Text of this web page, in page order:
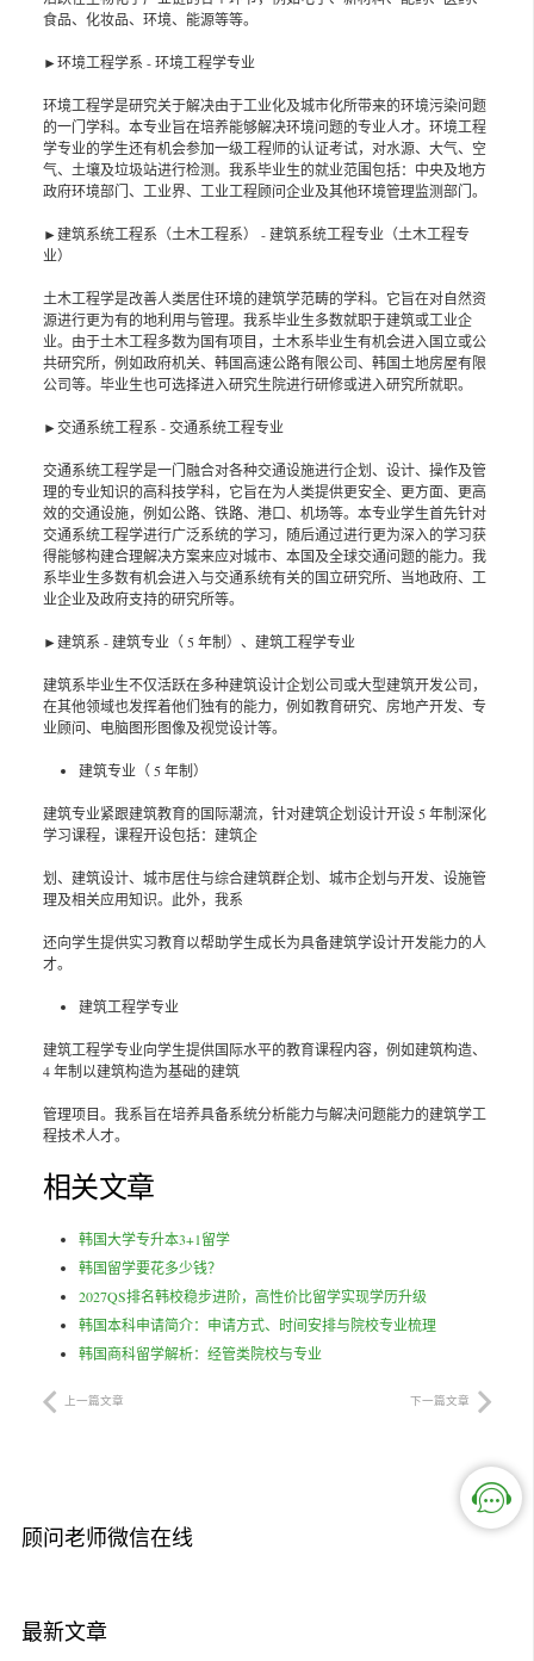
食品、化妆品、环境、能源等等。
►环境工程学系 - 环境工程学专业
环境工程学是研究关于解决由于工业化及城市化所带来的环境污染问题
的一门学科。本专业旨在培养能够解决环境问题的专业人才。环境工程
学专业的学生还有机会参加一级工程师的认证考试，对水源、大气、空
气、土壤及垃圾站进行检测。我系毕业生的就业范围包括：中央及地方
政府环境部门、工业界、工业工程顾问企业及其他环境管理监测部门。
►建筑系统工程系（土木工程系） - 建筑系统工程专业（土木工程专
业）
土木工程学是改善人类居住环境的建筑学范畴的学科。它旨在对自然资
源进行更为有的地利用与管理。我系毕业生多数就职于建筑或工业企
业。由于土木工程多数为国有项目，土木系毕业生有机会进入国立或公
共研究所，例如政府机关、韩国高速公路有限公司、韩国土地房屋有限
公司等。毕业生也可选择进入研究生院进行研修或进入研究所就职。
►交通系统工程系 - 交通系统工程专业
交通系统工程学是一门融合对各种交通设施进行企划、设计、操作及管
理的专业知识的高科技学科，它旨在为人类提供更安全、更方面、更高
效的交通设施，例如公路、铁路、港口、机场等。本专业学生首先针对
交通系统工程学进行广泛系统的学习，随后通过进行更为深入的学习获
得能够构建合理解决方案来应对城市、本国及全球交通问题的能力。我
系毕业生多数有机会进入与交通系统有关的国立研究所、当地政府、工
业企业及政府支持的研究所等。
►建筑系 - 建筑专业（ 5 年制）、建筑工程学专业
建筑系毕业生不仅活跃在多种建筑设计企划公司或大型建筑开发公司，
在其他领域也发挥着他们独有的能力，例如教育研究、房地产开发、专
业顾问、电脑图形图像及视觉设计等。
建筑专业（ 5 年制）
建筑专业紧跟建筑教育的国际潮流，针对建筑企划设计开设 5 年制深化
学习课程，课程开设包括：建筑企
划、建筑设计、城市居住与综合建筑群企划、城市企划与开发、设施管
理及相关应用知识。此外，我系
还向学生提供实习教育以帮助学生成长为具备建筑学设计开发能力的人
才。
建筑工程学专业
建筑工程学专业向学生提供国际水平的教育课程内容，例如建筑构造、
4 年制以建筑构造为基础的建筑
管理项目。我系旨在培养具备系统分析能力与解决问题能力的建筑学工
程技术人才。
相关文章
韩国大学专升本3+1留学
韩国留学要花多少钱？
2027QS排名韩校稳步进阶，高性价比留学实现学历升级
韩国本科申请简介：申请方式、时间安排与院校专业梳理
韩国商科留学解析：经管类院校与专业
上一篇文章 下一篇文章
顾问老师微信在线
最新文章